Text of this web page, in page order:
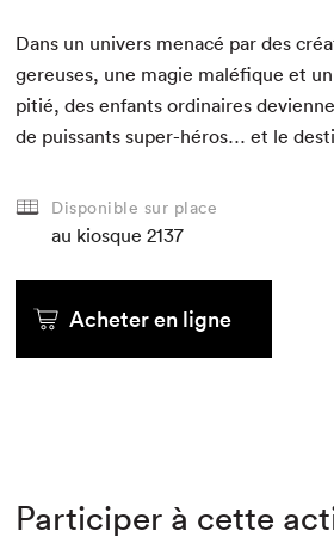
Dans un univers men­acé par des
gereuses, une magie malé­fique et
pitié, des enfants ordi­naires
de puis­sants super-héros… et le
Disponible sur place
au kiosque 2137
Acheter en ligne
Participer à cette